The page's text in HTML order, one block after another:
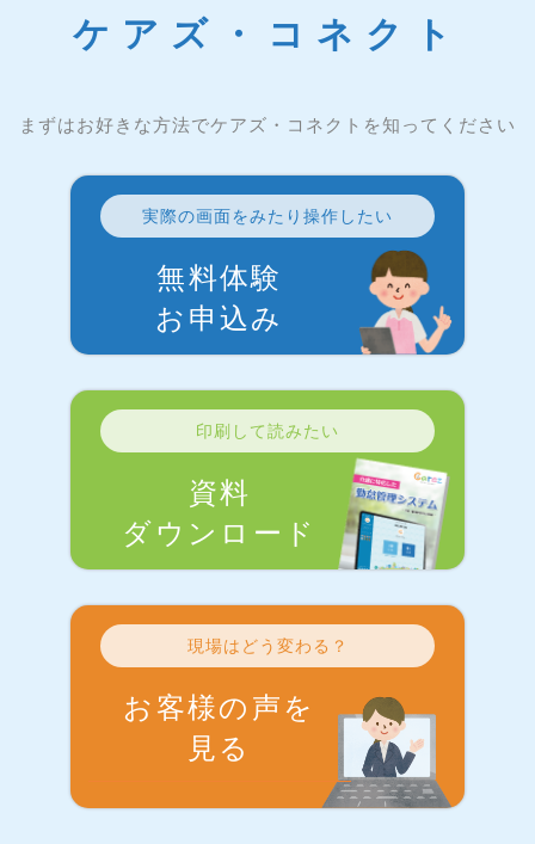
ケアズ・コネクト
まずはお好きな方法でケアズ・コネクトを知ってください
実際の画面をみたり操作したい
無料体験
お申込み
印刷して読みたい
資料
ダウンロード
現場はどう変わる？
お客様の声を
見る